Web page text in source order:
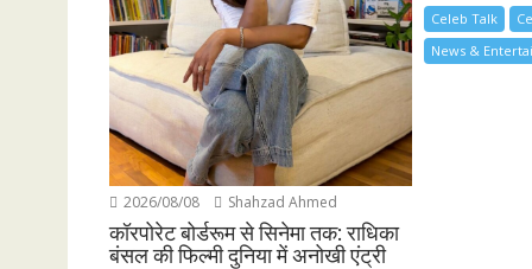
2026/08/08 Shahzad Ahmed
कॉरपोरेट बोर्डरूम से सिनेमा तक: राधिका
बंसल की फिल्मी दुनिया में अनोखी एंट्री
Celeb Talk
News &